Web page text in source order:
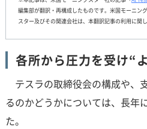
編集部が翻訳・再構成したものです。米国モーニン
スター及びその関連会社は、本翻訳記事の利用に関
各所から圧力を受け“
テスラの取締役会の構成や、
るのかどうかについては、長年
た。